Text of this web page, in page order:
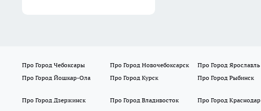
Про Город Чебоксары Про Город Новочебоксарск Про Город Ярославль
Про Город Йошкар-Ола
Про Город Курск Про Город Рыбинск
Про Город Дзержинск
Про Город Владивосток Про Город Краснодар